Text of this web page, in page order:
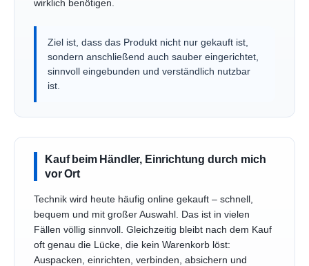
wirklich benötigen.
Ziel ist, dass das Produkt nicht nur gekauft ist,
sondern anschließend auch sauber eingerichtet,
sinnvoll eingebunden und verständlich nutzbar
ist.
Kauf beim Händler, Einrichtung durch mich
vor Ort
Technik wird heute häufig online gekauft – schnell,
bequem und mit großer Auswahl. Das ist in vielen
Fällen völlig sinnvoll. Gleichzeitig bleibt nach dem Kauf
oft genau die Lücke, die kein Warenkorb löst:
Auspacken, einrichten, verbinden, absichern und